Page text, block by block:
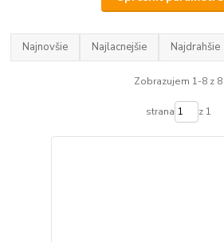
Najnovšie Najlacnejšie Najdrahšie
Zobrazujem 1-8 z 8
strana z 1